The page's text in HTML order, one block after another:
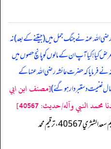
عنہ نے جنگ جمل میں (جیتنے کے بعد) نہ
کیا! کیا آپ ان کے مالوں کو پانچ حصوں میں
فرمایا کہ حضرت عائشہ رضی اللہ عنہا کے
مال غنیمت دستبردار ہوگئے)[مصنف ابن ابي
النبي وآله/حدیث: 40567]
(مصنف ابن ابي شيبه: ترقيم سعد الشثري 40567، ترقيم محمد